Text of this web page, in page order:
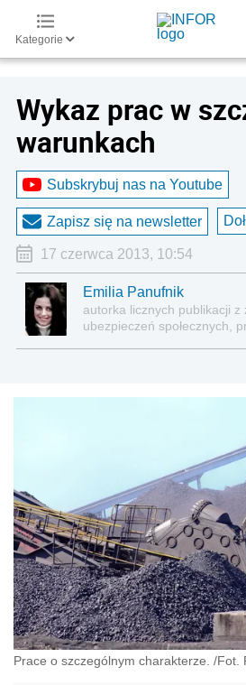
Kategorie
Wykaz prac w
warunkach
Subskrybuj nas na Youtube
Zapisz się na newsletter
17 czerwca 2013, 10:54
Emilia Panufnik
autorka licznych publikacji z
ubezpieczeń społecznych,
Prace o szczególnym charakterze. /Fot.